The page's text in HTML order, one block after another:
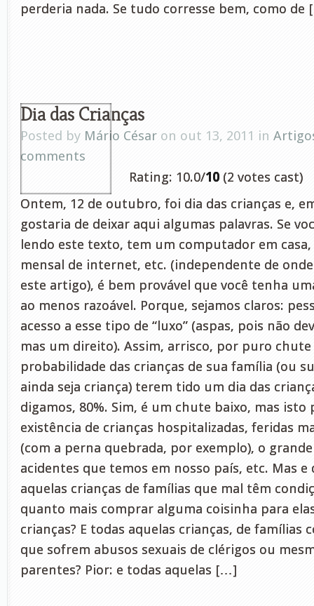
perderia nada. Se tudo corresse bem, como de
Dia das Crianças
Posted by Mário César on out 13, 2011 in
comments
Rating: 10.0/10 (2 votes cast)
Ontem, 12 de outubro, foi dia das crianças e,
gostaria de deixar aqui algumas palavras. Se
lendo este texto, tem um computador em
mensal de internet, etc. (independente de
este artigo), é bem provável que você tenha
ao menos razoável. Porque, sejamos claros:
acesso a esse tipo de “luxo” (aspas, pois não
mas um direito). Assim, arrisco, por puro chute
probabilidade das crianças de sua família (ou
ainda seja criança) terem tido um dia das
digamos, 80%. Sim, é um chute baixo, mas isto
existência de crianças hospitalizadas, feridas
(com a perna quebrada, por exemplo), o
acidentes que temos em nosso país, etc. Mas
aquelas crianças de famílias que mal têm
quanto mais comprar alguma coisinha para
crianças? E todas aquelas crianças, de famílias
que sofrem abusos sexuais de clérigos ou
parentes? Pior: e todas aquelas […]